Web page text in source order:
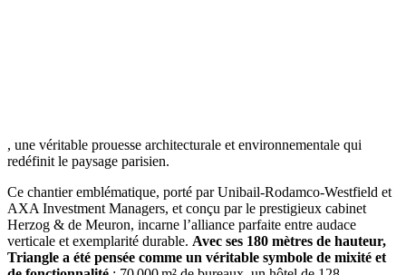
, une véritable prouesse architecturale et environnementale qui
redéfinit le paysage parisien.
Ce chantier emblématique, porté par Unibail-Rodamco-Westfield et
AXA Investment Managers, et conçu par le prestigieux cabinet
Herzog & de Meuron, incarne l’alliance parfaite entre audace
verticale et exemplarité durable. Avec ses 180 mètres de hauteur,
Triangle a été pensée comme un véritable symbole de mixité et